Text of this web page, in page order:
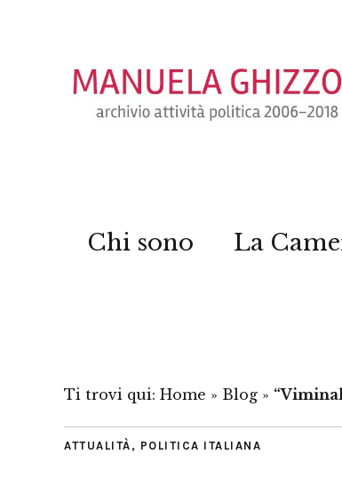
Chi sono La
Ti trovi qui: Home » Blog »
ATTUALITÀ , POLITICA ITALIANA